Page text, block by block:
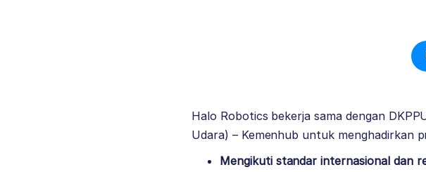
Halo Robotics bekerja sama dengan
Udara) – Kemenhub untuk menghadirkan
Mengikuti standar internasional dan